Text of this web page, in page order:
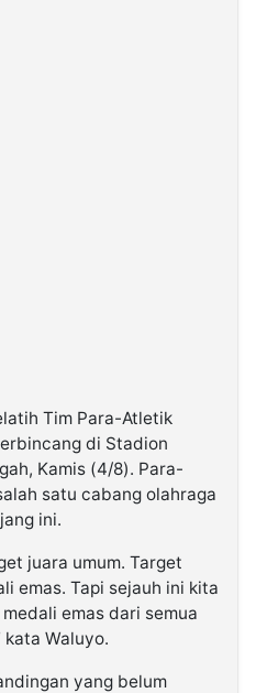
Tim Para-Atletik
di Stadion
Kamis (4/8). Para-
satu cabang olahraga
ini.
juara umum. Target
emas. Tapi sejauh ini kita
emas dari semua
kata Waluyo.
yang belum